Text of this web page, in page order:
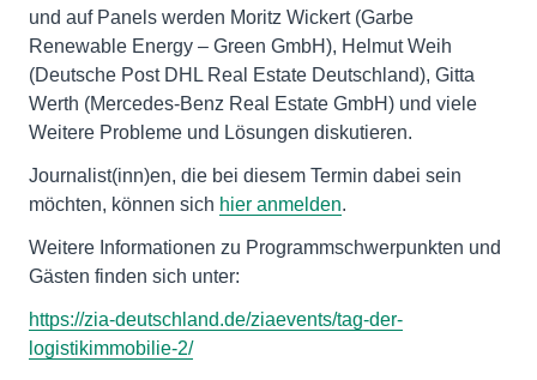
und auf Panels werden Moritz Wickert (Garbe
Renewable Energy – Green GmbH), Helmut Weih
(Deutsche Post DHL Real Estate Deutschland), Gitta
Werth (Mercedes-Benz Real Estate GmbH) und viele
Weitere Probleme und Lösungen diskutieren.
Journalist(inn)en, die bei diesem Termin dabei sein
möchten, können sich hier anmelden.
Weitere Informationen zu Programmschwerpunkten und
Gästen finden sich unter:
https://zia-deutschland.de/ziaevents/tag-der-
logistikimmobilie-2/